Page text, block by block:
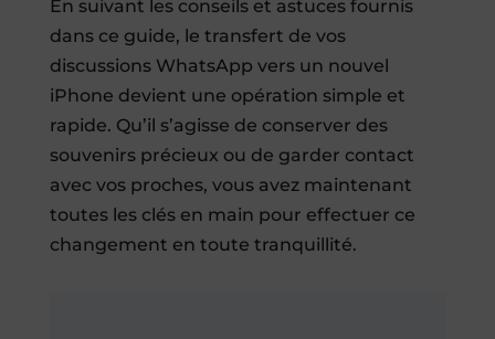
En suivant les conseils et astuces fournis
dans ce guide, le transfert de vos
discussions WhatsApp vers un nouvel
iPhone devient une opération simple et
rapide. Qu’il s’agisse de conserver des
souvenirs précieux ou de garder contact
avec vos proches, vous avez maintenant
toutes les clés en main pour effectuer ce
changement en toute tranquillité.